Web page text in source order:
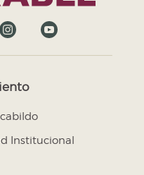
Institucional